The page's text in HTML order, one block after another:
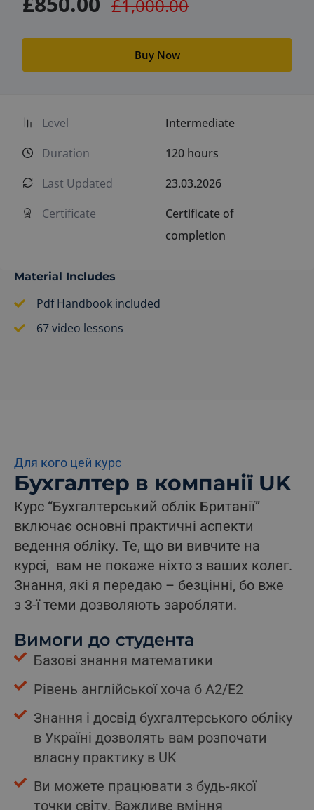
£1,000.00
Buy Now
Level
Intermediate
Duration
120 hours
Last Updated
23.03.2026
Certificate
Certificate of
completion
Material Includes
Pdf Handbook included
67 video lessons
Для кого цей курс
Бухгалтер в компанії UK
Курс “Бухгалтерський облік Британії”
включає основні практичні аспекти
ведення обліку. Те, що ви вивчите на
курсі, вам не покаже ніхто з ваших колег.
Знання, які я передаю – безцінні, бо вже
з 3-ї теми дозволяють заробляти.
Вимоги до студента
Базові знання математики
Рівень англійської хоча б А2/Е2
Знання і досвід бухгалтерського обліку
в Україні дозволять вам розпочати
власну практику в UK
Ви можете працювати з будь-якої
точки світу. Важливе вміння